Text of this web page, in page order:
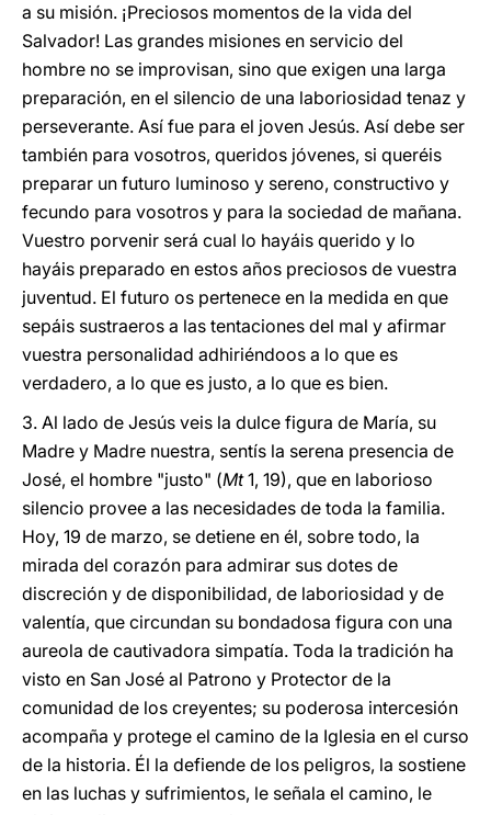
a su misión. ¡Preciosos momentos de la vida del
Salvador! Las grandes misiones en servicio del
hombre no se improvisan, sino que exigen una larga
preparación, en el silencio de una laboriosidad tenaz y
perseverante. Así fue para el joven Jesús. Así debe ser
también para vosotros, queridos jóvenes, si queréis
preparar un futuro luminoso y sereno, constructivo y
fecundo para vosotros y para la sociedad de mañana.
Vuestro porvenir será cual lo hayáis querido y lo
hayáis preparado en estos años preciosos de vuestra
juventud. El futuro os pertenece en la medida en que
sepáis sustraeros a las tentaciones del mal y afirmar
vuestra personalidad adhiriéndoos a lo que es
verdadero, a lo que es justo, a lo que es bien.
3. Al lado de Jesús veis la dulce figura de María, su
Madre y Madre nuestra, sentís la serena presencia de
José, el hombre "justo" (Mt1, 19), que en laborioso
silencio provee a las necesidades de toda la familia.
Hoy, 19 de marzo, se detiene en él, sobre todo, la
mirada del corazón para admirar sus dotes de
discreción y de disponibilidad, de laboriosidad y de
valentía, que circundan su bondadosa figura con una
aureola de cautivadora simpatía. Toda la tradición ha
visto en San José al Patrono y Protector de la
comunidad de los creyentes; su poderosa intercesión
acompaña y protege el camino de la Iglesia en el curso
de la historia. Él la defiende de los peligros, la sostiene
en las luchas y sufrimientos, le señala el camino, le